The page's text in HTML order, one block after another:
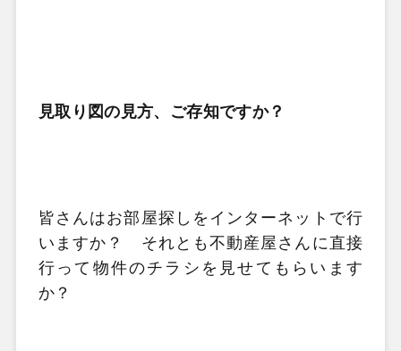
見取り図の見方、ご存知ですか？
皆さんはお部屋探しをインターネットで行
いますか？ それとも不動産屋さんに直接
行って物件のチラシを見せてもらいます
か？